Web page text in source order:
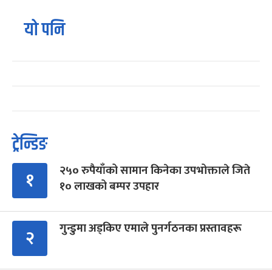
यो पनि
ट्रेन्डिङ
१
२५० रुपैयाँको सामान किनेका उपभोक्ताले जिते
१० लाखको बम्पर उपहार
२ गुन्डुमा अड्किए एमाले पुनर्गठनका प्रस्तावहरू